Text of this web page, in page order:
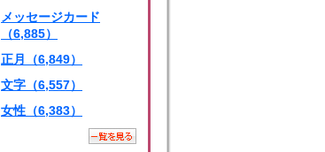
メッセージカード
（6,885）
正月（6,849）
文字（6,557）
女性（6,383）